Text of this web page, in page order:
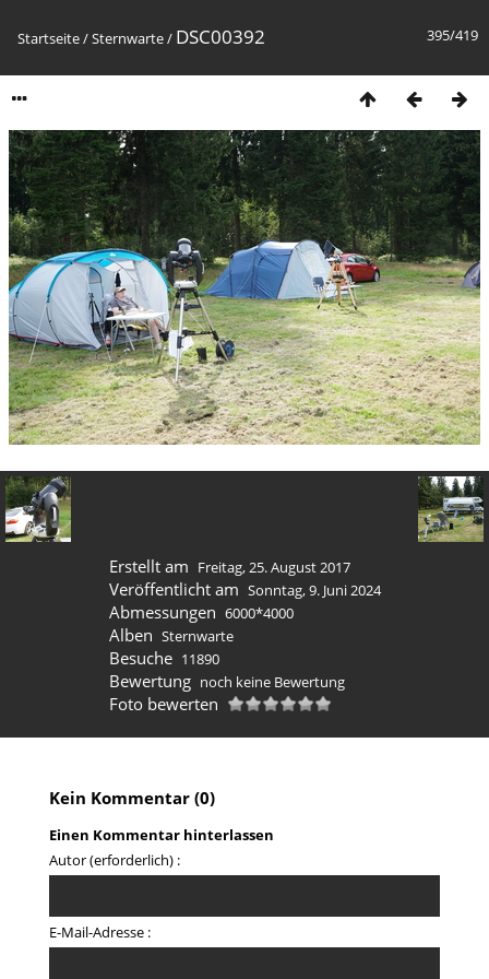
395/419
Startseite/Sternwarte/ DSC00392
Erstellt am Freitag, 25. August 2017
Veröffentlicht am Sonntag, 9. Juni 2024
Abmessungen 6000*4000
Alben Sternwarte
Besuche 11890
Bewertung noch keine Bewertung
Foto bewerten
Kein Kommentar (0)
Einen Kommentar hinterlassen
Autor (erforderlich) :
E-Mail-Adresse :